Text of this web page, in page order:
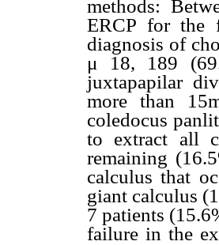
methods:
ERCP for the
diagnosis of
μ 18, 189
juxtapapilar
more than
coledocus
to extract all
remaining
calculus that
giant calculus
7 patients
failure in the